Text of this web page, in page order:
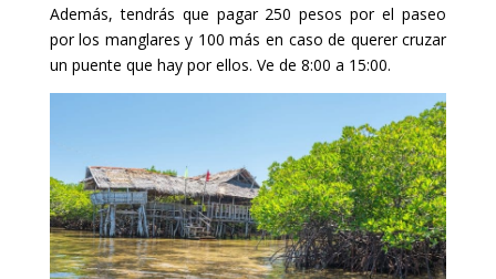
Además, tendrás que pagar 250 pesos por el paseo
por los manglares y 100 más en caso de querer cruzar
un puente que hay por ellos. Ve de 8:00 a 15:00.